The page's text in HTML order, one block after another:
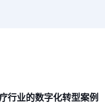
行业的数字化转型案例